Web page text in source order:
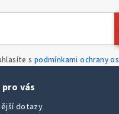
s podmínkami ochrany
vás
dotazy